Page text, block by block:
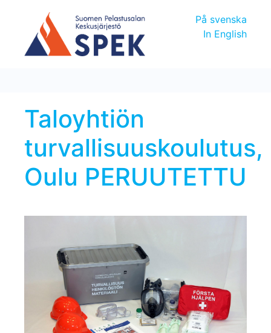
På svenska
In English
Taloyhtiön
turvallisuuskoulutus,
Oulu PERUUTETTU